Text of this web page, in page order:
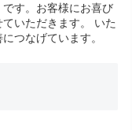
す。お客様にお喜び
いただきます。 いた
つなげています。